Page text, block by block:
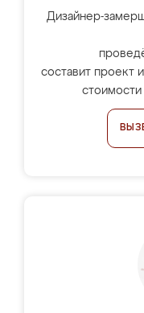
Дизайнер-
составит проект